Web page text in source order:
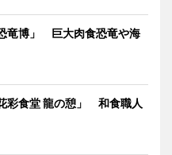
竜博」 巨大肉食恐竜や海
彩食堂 龍の憩」 和食職人